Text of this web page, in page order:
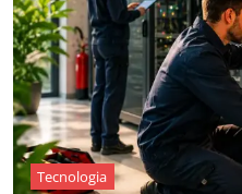
Tecnologia